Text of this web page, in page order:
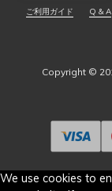
ご利用ガイド Q & A
Copyright ©
We use cookies to